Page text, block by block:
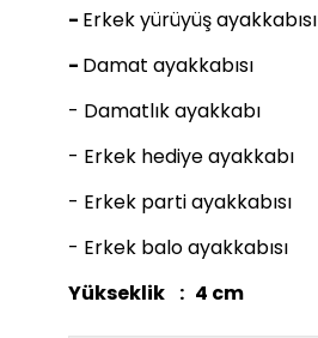
- Erkek yürüyüş ayakkabısı
- Damat ayakkabısı
- Damatlık ayakkabı
- Erkek hediye ayakkabı
- Erkek parti ayakkabısı
- Erkek balo ayakkabısı
Yükseklik : 4 cm